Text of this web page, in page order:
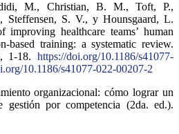
M., Christian, B. M., Toft, P.,
S. V., y Hounsgaard, L.
improving healthcare teams’ human
based training: a systematic review.
1-18. https://doi.org/10.1186/s41077-
10.1186/s41077-022-00207-2
organizacional: cómo lograr un
gestión por competencia (2da. ed.).